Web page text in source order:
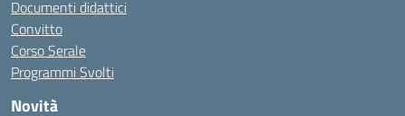
Documenti didattici
Convitto
Corso Serale
Programmi Svolti
Novità